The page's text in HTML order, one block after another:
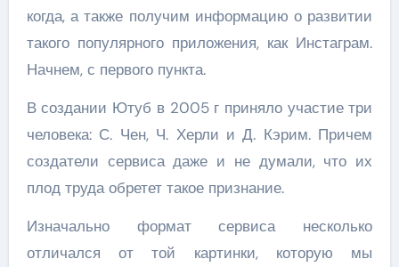
когда, а также получим информацию о развитии
такого популярного приложения, как Инстаграм.
Начнем, с первого пункта.
В создании Ютуб в 2005 г приняло участие три
человека: С. Чен, Ч. Херли и Д. Кэрим. Причем
создатели сервиса даже и не думали, что их
плод труда обретет такое признание.
Изначально формат сервиса несколько
отличался от той картинки, которую мы